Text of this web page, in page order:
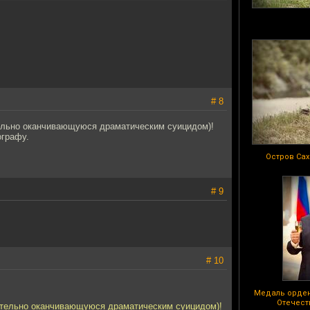
Остров
Медаль
# 8
оканчивающуюся драматическим суицидом)!
# 9
# 10
оканчивающуюся драматическим суицидом)!